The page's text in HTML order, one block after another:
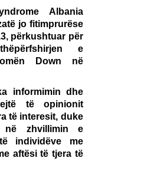
Albania
jo fitimprurëse
përkushtuar për
e
Down në
informimin dhe
të opinionit
të interesit, duke
në zhvillimin e
individëve me
aftësi të tjera të